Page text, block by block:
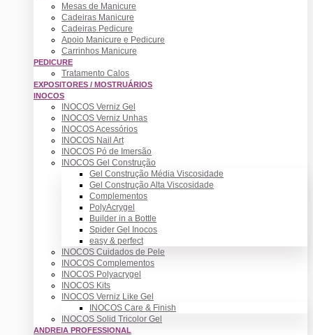
Mesas de Manicure
Cadeiras Manicure
Cadeiras Pedicure
Apoio Manicure e Pedicure
Carrinhos Manicure
PEDICURE
Tratamento Calos
EXPOSITORES / MOSTRUÁRIOS
INOCOS
INOCOS Verniz Gel
INOCOS Verniz Unhas
INOCOS Acessórios
INOCOS Nail Art
INOCOS Pó de Imersão
INOCOS Gel Construção
Gel Construção Média Viscosidade
Gel Construção Alta Viscosidade
Complementos
PolyAcrygel
Builder in a Bottle
Spider Gel Inocos
easy & perfect
INOCOS Cuidados de Pele
INOCOS Complementos
INOCOS Polyacrygel
INOCOS Kits
INOCOS Verniz Like Gel
INOCOS Care & Finish
INOCOS Solid Tricolor Gel
ANDREIA PROFESSIONAL